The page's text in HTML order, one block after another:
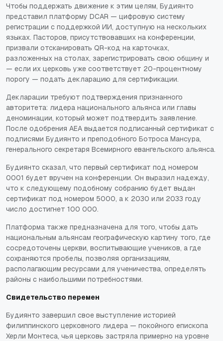
Чтобы поддержать движение к этим целям, Будиянто
представил платформу DCAR — цифровую систему
регистрации с поддержкой ИИ, доступную на нескольких
языках. Пасторов, присутствовавших на конференции,
призвали отсканировать QR-код на карточках,
разложенных на столах, зарегистрировать свою общину и
— если их церковь уже соответствует 20-процентному
порогу — подать декларацию для сертификации.
Декларации требуют подтверждения признанного
авторитета: лидера национального альянса или главы
деноминации, который может подтвердить заявление.
После одобрения AEA выдается подписанный сертификат с
подписями Будиянто и преподобного Ботроса Мансура,
генерального секретаря Всемирного евангельского альянса.
Будиянто сказал, что первый сертификат под номером
0001 будет вручен на конференции. Он выразил надежду,
что к следующему подобному собранию будет выдан
сертификат под номером 5000, а к 2030 или 2033 году
число достигнет 100 000.
Платформа также предназначена для того, чтобы дать
национальным альянсам географическую картину того, где
сосредоточены церкви, воспитывающие учеников, а где
сохраняются пробелы, позволяя организациям,
располагающим ресурсами для ученичества, определять
районы с наибольшими потребностями.
Свидетельство перемен
Будиянто завершил свое выступление историей
филиппинского церковного лидера — покойного епископа
Херли Монтеса, чья церковь застряла примерно на уровне